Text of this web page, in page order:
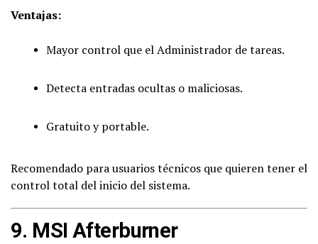
Ventajas:
Mayor control que el Administrador de tareas.
Detecta entradas ocultas o maliciosas.
Gratuito y portable.
Recomendado para usuarios técnicos que quieren tener el
control total del inicio del sistema.
9. MSI Afterburner